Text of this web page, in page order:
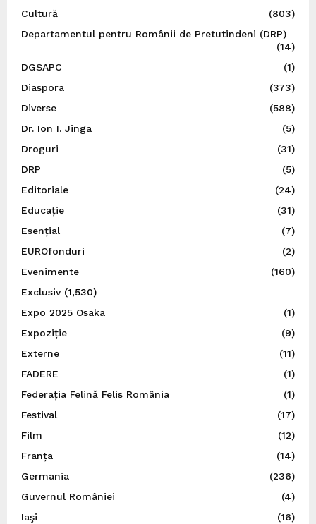
Cultură
(803)
Departamentul pentru Românii de Pretutindeni (DRP)
(14)
DGSAPC
(1)
Diaspora
(373)
Diverse
(588)
Dr. Ion I. Jinga
(5)
Droguri
(31)
DRP
(5)
Editoriale
(24)
Educație
(31)
Esențial
(7)
EUROfonduri
(2)
Evenimente
(160)
Exclusiv(1,530)
Expo 2025 Osaka
(1)
Expoziție
(9)
Externe
(11)
FADERE
(1)
Federația Felină Felis România
(1)
Festival
(17)
Film
(12)
Franța
(14)
Germania
(236)
Guvernul României
(4)
Iaşi
(16)